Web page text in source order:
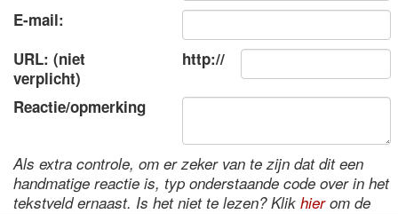
E-mail:
URL: (niet
verplicht)
http://
Reactie/opmerking
Als extra controle, om er zeker van te zijn dat dit een
handmatige reactie is, typ onderstaande code over in het
tekstveld ernaast. Is het niet te lezen? Klik hierom de